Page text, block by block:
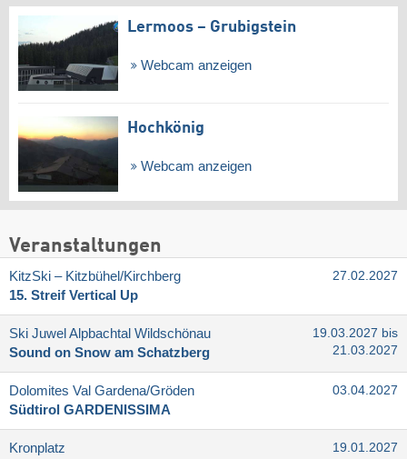
Lermoos – Grubigstein
Webcam anzeigen
Hochkönig
Webcam anzeigen
Veranstaltungen
KitzSki – Kitzbühel/​Kirchberg
15. Streif Vertical Up
27.02.2027
Ski Juwel Alpbachtal Wildschönau
Sound on Snow am Schatzberg
19.03.2027 bis
21.03.2027
Dolomites Val Gardena/​Gröden
Südtirol GARDENISSIMA
03.04.2027
Kronplatz
19.01.2027